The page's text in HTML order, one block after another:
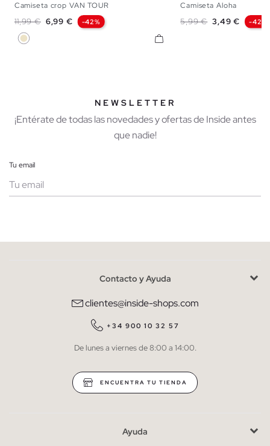
XS
Camiseta crop VAN TOUR
Precio base
11,99 € Precio
6,99 € -42%
Arena
Camiseta Aloha
Precio base
5,99 € Precio
3,49 € -42%
NEWSLETTER
¡Entérate de todas las novedades y ofertas de Inside antes
que nadie!
Tu email
He leído y entiendo lapolítica de privacidad
QUIERO SUSCRIBIRME
* Puedes cancelar la suscripción en cualquier momento.
Contacto y Ayuda
clientes@inside-shops.com
+34 900 10 32 57
De lunes a viernes de 8:00 a 14:00.
ENCUENTRA TU TIENDA
Ayuda